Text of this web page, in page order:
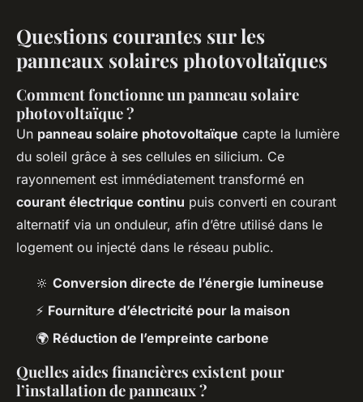
Questions courantes sur les
panneaux solaires photovoltaïques
Comment fonctionne un panneau solaire
photovoltaïque ?
Un panneau solaire photovoltaïque capte la lumière
du soleil grâce à ses cellules en silicium. Ce
rayonnement est immédiatement transformé en
courant électrique continu puis converti en courant
alternatif via un onduleur, afin d’être utilisé dans le
logement ou injecté dans le réseau public.
🔆 Conversion directe de l’énergie lumineuse
⚡ Fourniture d’électricité pour la maison
🌍 Réduction de l’empreinte carbone
Quelles aides financières existent pour
l’installation de panneaux ?